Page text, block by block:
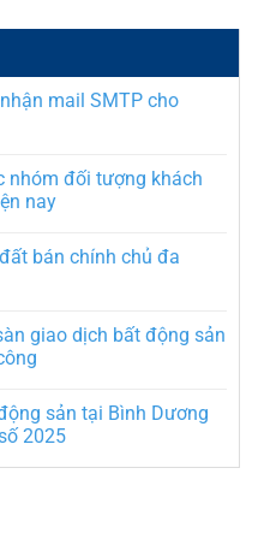
mail SMTP cho
nhóm đối tượng khách
nay
bán chính chủ đa
giao dịch bất động sản
sản tại Bình Dương
2025